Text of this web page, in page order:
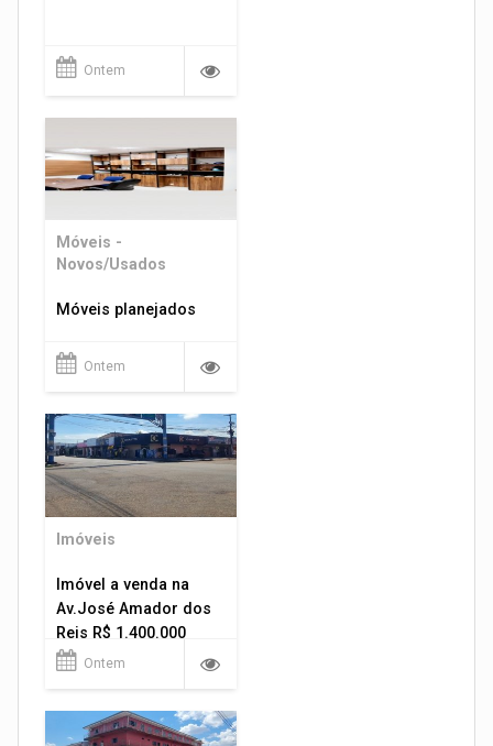
Ontem
Móveis -
Novos/Usados
Móveis planejados
Ontem
Imóveis
Imóvel a venda na
Av.José Amador dos
Reis R$ 1.400.000
Ontem